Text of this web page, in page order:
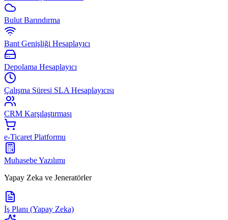
Bulut Barındırma
Bant Genişliği Hesaplayıcı
Depolama Hesaplayıcı
Çalışma Süresi SLA Hesaplayıcısı
CRM Karşılaştırması
e-Ticaret Platformu
Muhasebe Yazılımı
Yapay Zeka ve Jeneratörler
İş Planı (Yapay Zeka)